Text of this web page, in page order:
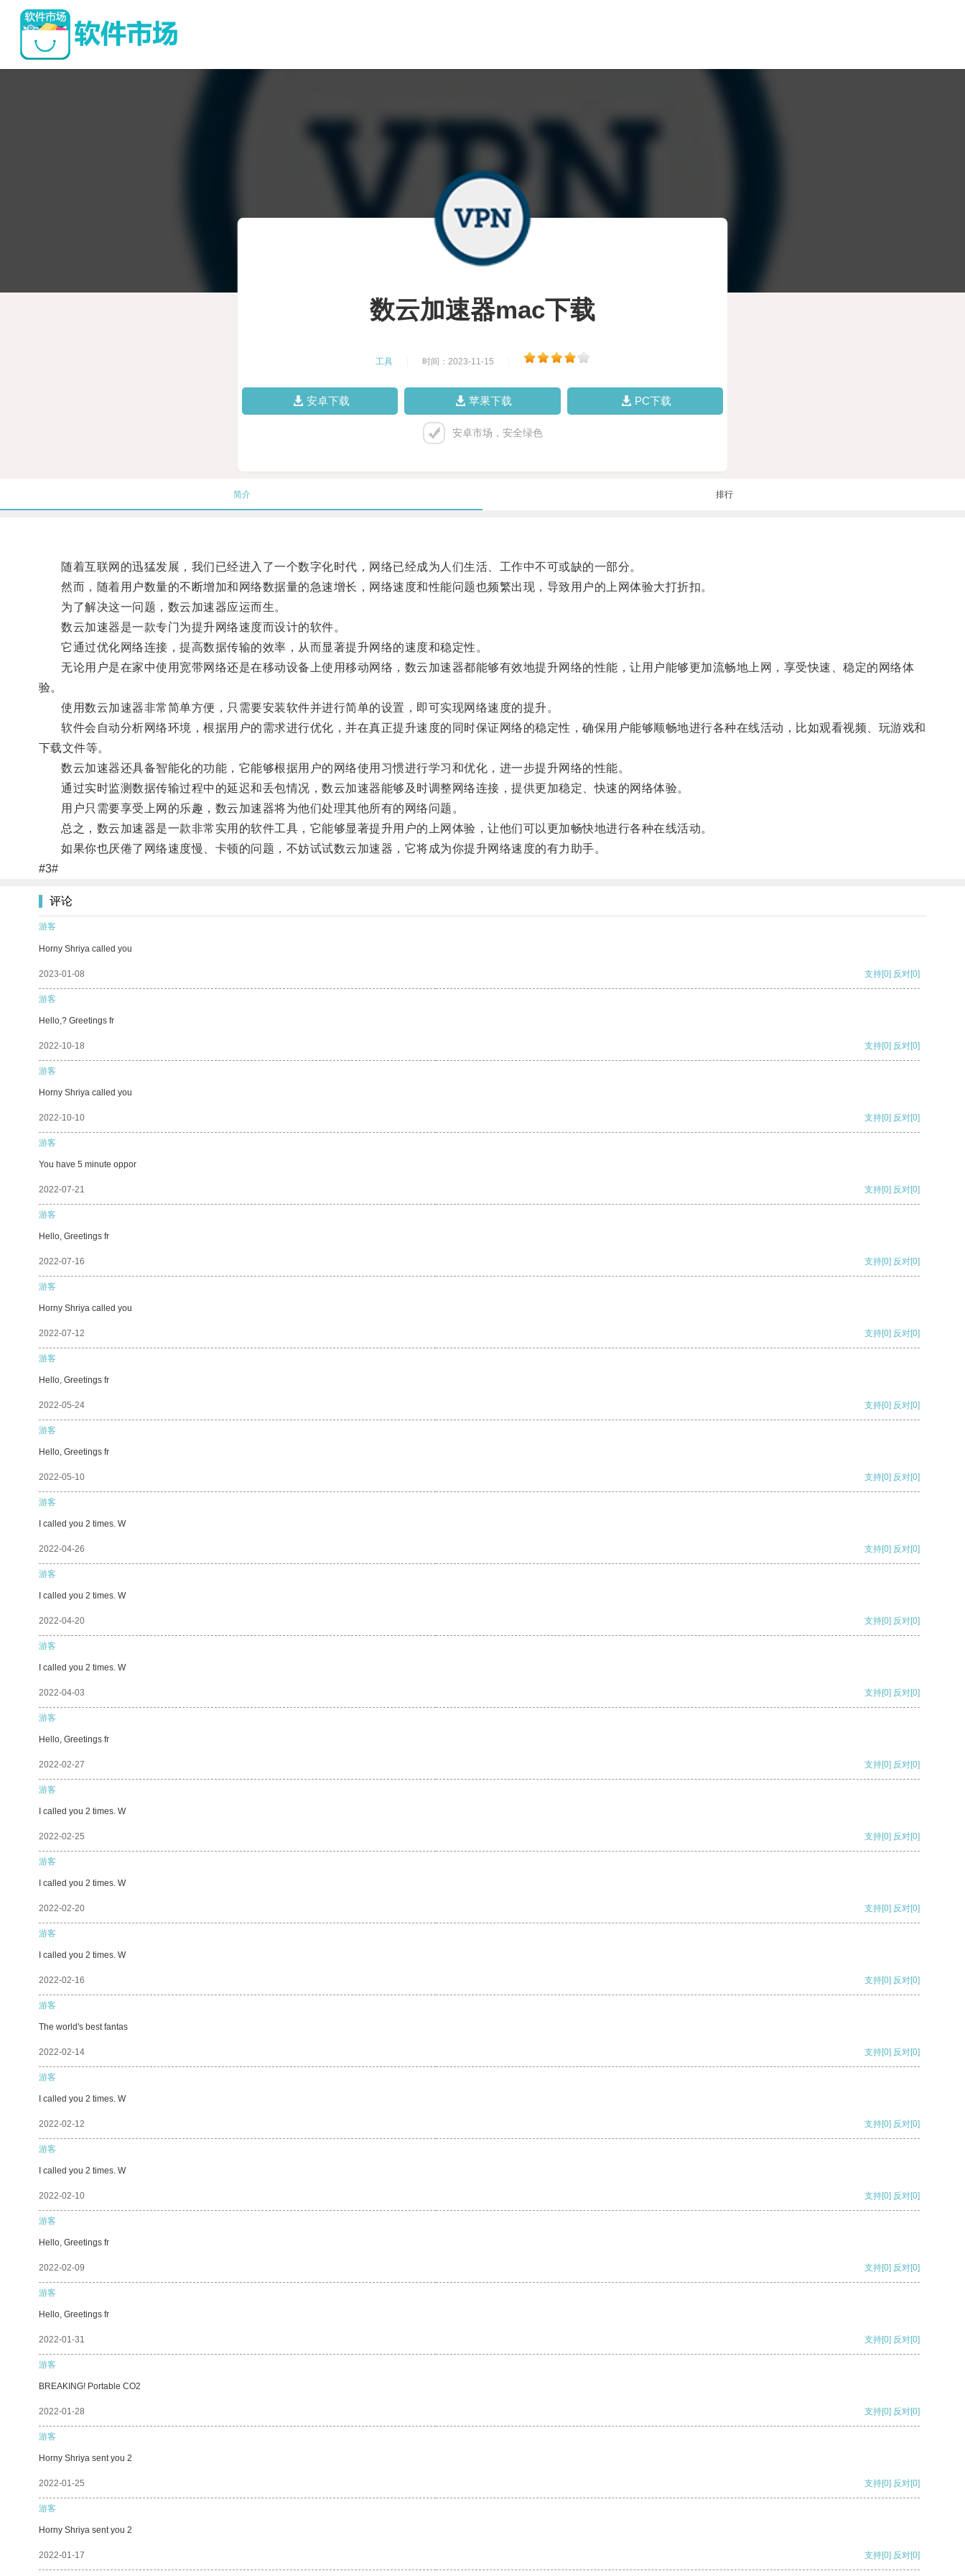
数云加速器mac下载
工具 时间：2023-11-15
安卓下载 苹果下载 PC下载
安卓市场，安全绿色
简介 排行
随着互联网的迅猛发展，我们已经进入了一个数字化时代，网络已经成为人们生活、工作中不可或缺的一部分。
然而，随着用户数量的不断增加和网络数据量的急速增长，网络速度和性能问题也频繁出现，导致用户的上网体验大打折扣。
为了解决这一问题，数云加速器应运而生。
数云加速器是一款专门为提升网络速度而设计的软件。
它通过优化网络连接，提高数据传输的效率，从而显著提升网络的速度和稳定性。
无论用户是在家中使用宽带网络还是在移动设备上使用移动网络，数云加速器都能够有效地提升网络的性能，让用户能够更加流畅地上网，享受快速、稳定的网络体
验。
使用数云加速器非常简单方便，只需要安装软件并进行简单的设置，即可实现网络速度的提升。
软件会自动分析网络环境，根据用户的需求进行优化，并在真正提升速度的同时保证网络的稳定性，确保用户能够顺畅地进行各种在线活动，比如观看视频、玩游戏和
下载文件等。
数云加速器还具备智能化的功能，它能够根据用户的网络使用习惯进行学习和优化，进一步提升网络的性能。
通过实时监测数据传输过程中的延迟和丢包情况，数云加速器能够及时调整网络连接，提供更加稳定、快速的网络体验。
用户只需要享受上网的乐趣，数云加速器将为他们处理其他所有的网络问题。
总之，数云加速器是一款非常实用的软件工具，它能够显著提升用户的上网体验，让他们可以更加畅快地进行各种在线活动。
如果你也厌倦了网络速度慢、卡顿的问题，不妨试试数云加速器，它将成为你提升网络速度的有力助手。
#3#
评论
游客
Horny Shriya called you
2023-01-08 支持[0] 反对[0]
游客
Hello,? Greetings fr
2022-10-18 支持[0] 反对[0]
游客
Horny Shriya called you
2022-10-10 支持[0] 反对[0]
游客
You have 5 minute oppor
2022-07-21 支持[0] 反对[0]
游客
Hello, Greetings fr
2022-07-16 支持[0] 反对[0]
游客
Horny Shriya called you
2022-07-12 支持[0] 反对[0]
游客
Hello, Greetings fr
2022-05-24 支持[0] 反对[0]
游客
Hello, Greetings fr
2022-05-10 支持[0] 反对[0]
游客
I called you 2 times. W
2022-04-26 支持[0] 反对[0]
游客
I called you 2 times. W
2022-04-20 支持[0] 反对[0]
游客
I called you 2 times. W
2022-04-03 支持[0] 反对[0]
游客
Hello, Greetings fr
2022-02-27 支持[0] 反对[0]
游客
I called you 2 times. W
2022-02-25 支持[0] 反对[0]
游客
I called you 2 times. W
2022-02-20 支持[0] 反对[0]
游客
I called you 2 times. W
2022-02-16 支持[0] 反对[0]
游客
The world's best fantas
2022-02-14 支持[0] 反对[0]
游客
I called you 2 times. W
2022-02-12 支持[0] 反对[0]
游客
I called you 2 times. W
2022-02-10 支持[0] 反对[0]
游客
Hello, Greetings fr
2022-02-09 支持[0] 反对[0]
游客
Hello, Greetings fr
2022-01-31 支持[0] 反对[0]
游客
BREAKING! Portable CO2
2022-01-28 支持[0] 反对[0]
游客
Horny Shriya sent you 2
2022-01-25 支持[0] 反对[0]
游客
Horny Shriya sent you 2
2022-01-17 支持[0] 反对[0]